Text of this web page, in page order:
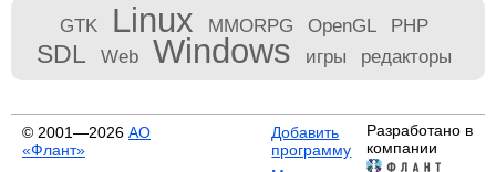
GTK Linux MMORPG OpenGL PHP
SDL Web Windows игры редакторы
© 2001—2026 АО
«Флант»
Добавить
программу
Разработано в
компании